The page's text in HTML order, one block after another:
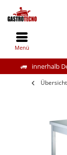
innerhalb
Menü
Übersicht